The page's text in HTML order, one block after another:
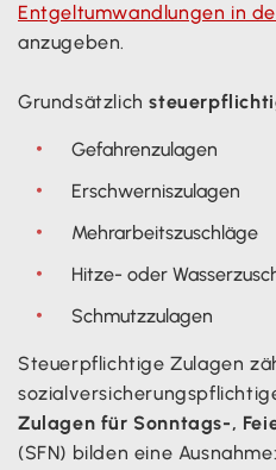
Entgeltumwandlungen in
anzugeben.
Grundsätzlich
Gefahrenzulagen
Erschwerniszulagen
Mehrarbeitszuschläge
Hitze- oder
Schmutzzulagen
Steuerpflichtige Zulagen
Zulagen für Sonntags-,
(SFN) bilden eine